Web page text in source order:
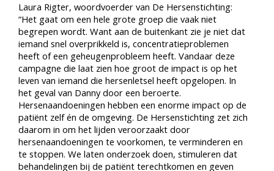
Laura Rigter, woordvoerder van De Hersenstichting:
“Het gaat om een hele grote groep die vaak niet
begrepen wordt. Want aan de buitenkant zie je niet dat
iemand snel overprikkeld is, concentratieproblemen
heeft of een geheugenprobleem heeft. Vandaar deze
campagne die laat zien hoe groot de impact is op het
leven van iemand die hersenletsel heeft opgelopen. In
het geval van Danny door een beroerte.
Hersenaandoeningen hebben een enorme impact op de
patiënt zelf én de omgeving. De Hersenstichting zet zich
daarom in om het lijden veroorzaakt door
hersenaandoeningen te voorkomen, te verminderen en
te stoppen. We laten onderzoek doen, stimuleren dat
behandelingen bij de patiënt terechtkomen en geven